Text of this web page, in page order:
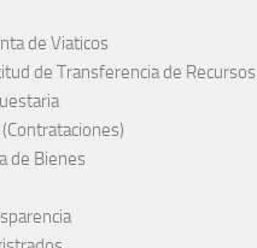
de Viaticos
de Transferencia de Recursos
de Bienes